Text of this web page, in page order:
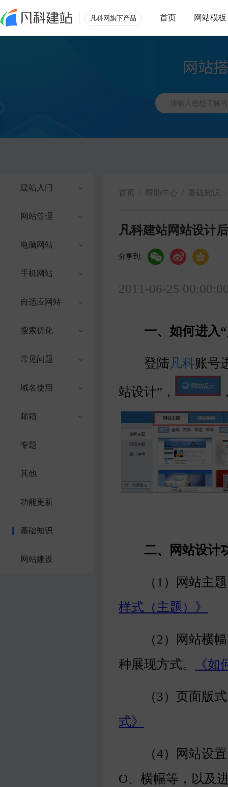
凡科网旗下产品 首页 网站模板
建站入门
网站管理
电脑网站
手机网站
自适应网站
搜索优化
常见问题
域名使用
邮箱
专题
其他
功能更新
基础知识
网站建设
首页 / 帮助中心 / 基础知识 /
凡科建站网站设计
分享到:
2011-06-25
一、如何进入“
登陆凡科账号
站设计”，
二、网站设计
（1）网站主题
样式（主题）》
（2）网站横幅
种展现方式。
《
（3）页面版式
式》
（4）网站设置
O、横幅等，以及